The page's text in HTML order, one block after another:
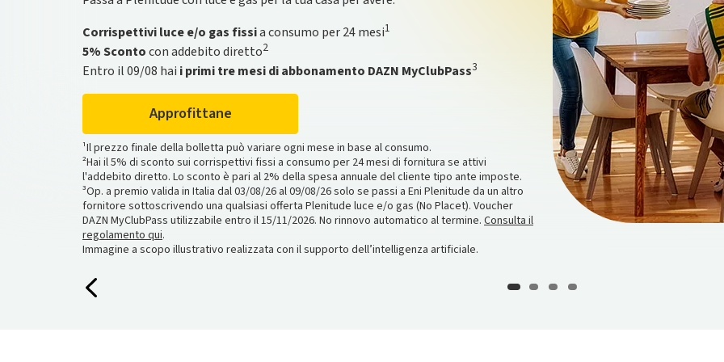
Corrispettivi luce e/o gas fissia consumo per 24 mesi1
5% Scontocon addebito diretto2
Entro il 09/08 hai i primi tre mesi di abbonamento DAZN MyClubPass3
Approfittane
¹Il prezzo finale della bolletta può variare ogni mese in base al consumo.
²Hai il 5% di sconto sui corrispettivi fissi a consumo per 24 mesi di fornitura se attivi
l'addebito diretto. Lo sconto è pari al 2% della spesa annuale del cliente tipo ante imposte.
³Op. a premio valida in Italia dal 03/08/26 al 09/08/26 solo se passi a Eni Plenitude da un altro
fornitore sottoscrivendo una qualsiasi offerta Plenitude luce e/o gas (No Placet). Voucher
DAZN MyClubPass utilizzabile entro il 15/11/2026. No rinnovo automatico al termine. Consulta il
regolamento qui.
Immagine a scopo illustrativo realizzata con il supporto dell’intelligenza artificiale.
Scopri Plenitude Fibra
Scopri di più
*Prezzo del bene Start Tuo 3kWp 5.290€, totale dovuto €7.884,56 TAN fisso 7,12% TAEG
8,56%.
**Operazioni a premio valide fino al 31/12/2026. Con l'offerta Start e Plus hai Zurich Impianto
Protetto per 5 anni,
anni,
Regolamento qui
Scopri di più
*Operazione a premio “Più Insieme” valida dal 25‌/05‌/26‌ al 30‌/06‌/28‌. Consulta i T&C, il
regolamento dell’operazione a premio e, più in generale, i regolamenti delle iniziative sul sito
piuinsieme.com.
**Concorso a premi, diviso in fasi, valido fino alle 09:59 del 14/09/2026. Montepremi
complessivo pari a €338.313,40 (IVA inclusa). Regolamento su piuinsieme.com